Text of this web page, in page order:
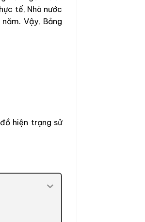
tế, Nhà nước
Vậy, Bảng
hiện trạng sử